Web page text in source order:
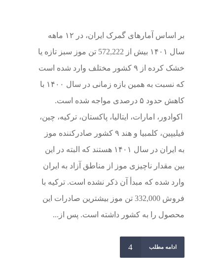
بر اساس آمارهای گمرک ایران، در ۱۲ ماهه
سال ۱۴۰۱ بیش از 572,222 تن موز سبز تازه یا
خشک‌ کرده از ۹ کشور مختلف وارد شده است
که نسبت به همین بازه زمانی در سال ۱۴۰۰ با
کاهش حدود ۵ درصدی مواجه شده است.
اکوادور، امارات، ایتالیا، پاکستان، ترکیه، چین،
فیلیپین، کلمبیا و هند ۹ کشور صادرکننده موز
به ایران در سال ۱۴۰۱ هستند که البته در این
بین مقدار ناچیزی موز از مناطق آزاد به ایران
وارد شده که مبدأ آن ذکر نشده است. ترکیه با
فروش 332,000 تن موز بیشترین صادرات این
محصول را به کشور داشته است. پس از...
ادامه مطلب